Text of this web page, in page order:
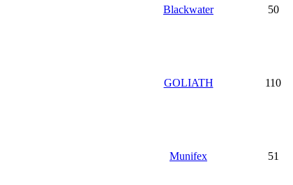
Blackwater 50
GOLIATH 110
Munifex 51